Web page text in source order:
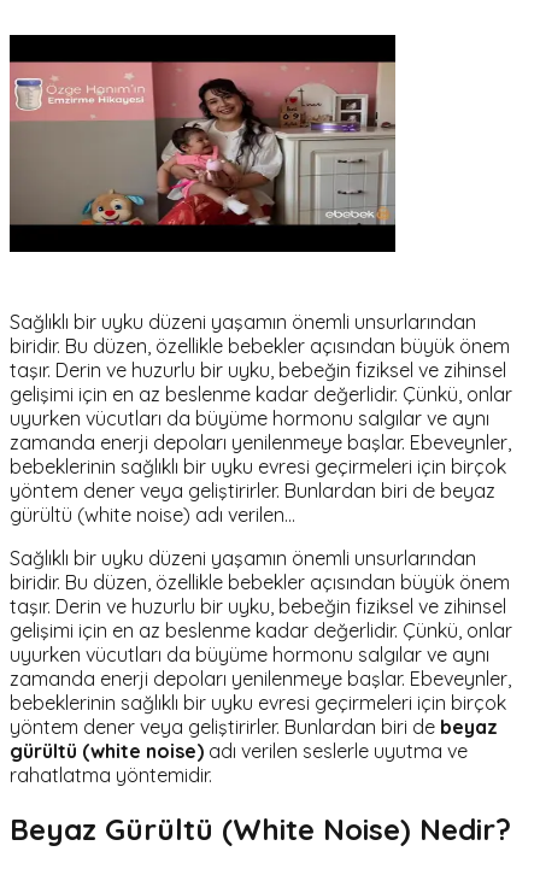
Sağlıklı bir uyku düzeni yaşamın önemli unsurlarından
biridir. Bu düzen, özellikle bebekler açısından büyük önem
taşır. Derin ve huzurlu bir uyku, bebeğin fiziksel ve zihinsel
gelişimi için en az beslenme kadar değerlidir. Çünkü, onlar
uyurken vücutları da büyüme hormonu salgılar ve aynı
zamanda enerji depoları yenilenmeye başlar. Ebeveynler,
bebeklerinin sağlıklı bir uyku evresi geçirmeleri için birçok
yöntem dener veya geliştirirler. Bunlardan biri de beyaz
gürültü (white noise) adı verilen…
Sağlıklı bir uyku düzeni yaşamın önemli unsurlarından
biridir. Bu düzen, özellikle bebekler açısından büyük önem
taşır. Derin ve huzurlu bir uyku, bebeğin fiziksel ve zihinsel
gelişimi için en az beslenme kadar değerlidir. Çünkü, onlar
uyurken vücutları da büyüme hormonu salgılar ve aynı
zamanda enerji depoları yenilenmeye başlar. Ebeveynler,
bebeklerinin sağlıklı bir uyku evresi geçirmeleri için birçok
yöntem dener veya geliştirirler. Bunlardan biri de beyaz
gürültü (white noise) adı verilen seslerle uyutma ve
rahatlatma yöntemidir.
Beyaz Gürültü (White Noise) Nedir?